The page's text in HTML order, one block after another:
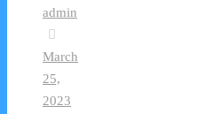
admin
March
25,
2023